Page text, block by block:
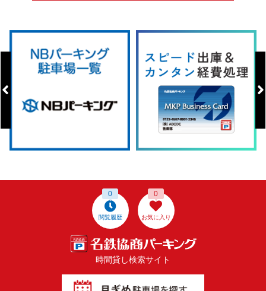
閲覧履歴
0
お気に入り
0
時間貸し検索サイト